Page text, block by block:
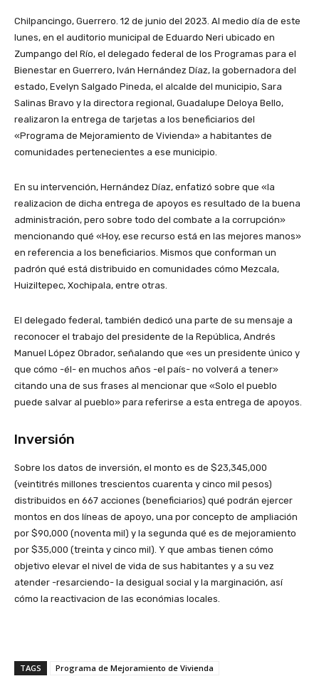
Chilpancingo, Guerrero. 12 de junio del 2023. Al medio día de este
lunes, en el auditorio municipal de Eduardo Neri ubicado en
Zumpango del Río, el delegado federal de los Programas para el
Bienestar en Guerrero, Iván Hernández Díaz, la gobernadora del
estado, Evelyn Salgado Pineda, el alcalde del municipio, Sara
Salinas Bravo y la directora regional, Guadalupe Deloya Bello,
realizaron la entrega de tarjetas a los beneficiarios del
«Programa de Mejoramiento de Vivienda» a habitantes de
comunidades pertenecientes a ese municipio.
En su intervención, Hernández Díaz, enfatizó sobre que «la
realizacion de dicha entrega de apoyos es resultado de la buena
administración, pero sobre todo del combate a la corrupción»
mencionando qué «Hoy, ese recurso está en las mejores manos»
en referencia a los beneficiarios. Mismos que conforman un
padrón qué está distribuido en comunidades cómo Mezcala,
Huiziltepec, Xochipala, entre otras.
El delegado federal, también dedicó una parte de su mensaje a
reconocer el trabajo del presidente de la República, Andrés
Manuel López Obrador, señalando que «es un presidente único y
que cómo -él- en muchos años -el país- no volverá a tener»
citando una de sus frases al mencionar que «Solo el pueblo
puede salvar al pueblo» para referirse a esta entrega de apoyos.
Inversión
Sobre los datos de inversión, el monto es de $23,345,000
(veintitrés millones trescientos cuarenta y cinco mil pesos)
distribuidos en 667 acciones (beneficiarios) qué podrán ejercer
montos en dos líneas de apoyo, una por concepto de ampliación
por $90,000 (noventa mil) y la segunda qué es de mejoramiento
por $35,000 (treinta y cinco mil). Y que ambas tienen cómo
objetivo elevar el nivel de vida de sus habitantes y a su vez
atender -resarciendo- la desigual social y la marginación, así
cómo la reactivacion de las económias locales.
TAGS Programa de Mejoramiento de Vivienda